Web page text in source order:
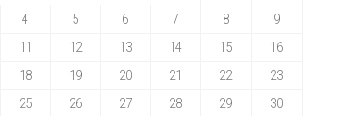
4 5 6 7 8
9
11 12 13 14 15
16
18 19 20 21 22
23
25 26 27 28 29 30